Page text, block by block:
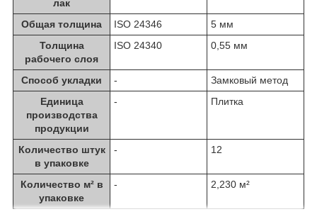
лак
Общая толщина
ISO 24346
5 мм
Толщина
рабочего слоя
ISO 24340 0,55 мм
Способ укладки -
Замковый метод
Единица
производства
продукции
- Плитка
Количество штук
в упаковке
- 12
Количество м² в
упаковке
- 2,230 м²